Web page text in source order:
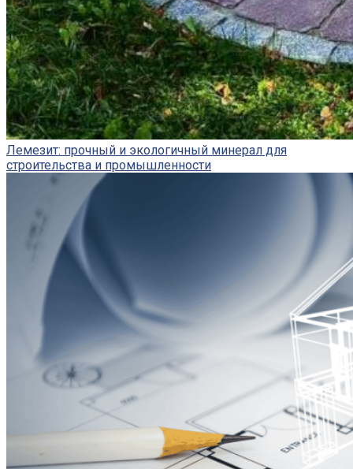
Лемезит: прочный и экологичный минерал для
строительства и промышленности